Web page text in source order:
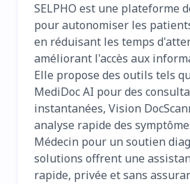
SELPHO est une plateforme
pour autonomiser les
en réduisant les temps
améliorant l'accès aux
Elle propose des outils tels
MediDoc AI pour des
instantanées, Vision
analyse rapide des
Médecin pour un soutien
solutions offrent une
rapide, privée et sans